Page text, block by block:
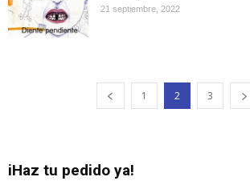
21 septiembre, 2022
1 2 3
iHaz tu pedido ya!